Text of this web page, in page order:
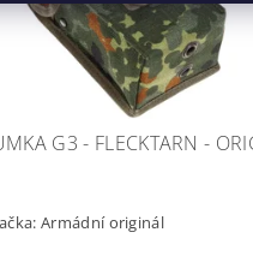
G3 - FLECKTARN -
Armádní originál